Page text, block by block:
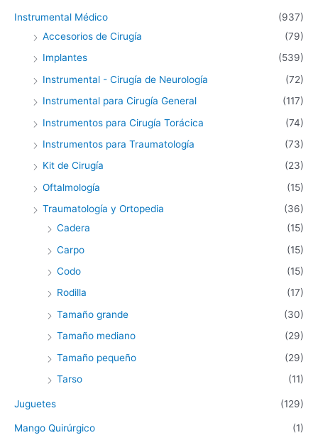
Instrumental Médico
(937)
Accesorios de Cirugía
(79)
Implantes
(539)
Instrumental - Cirugía de Neurología
(72)
Instrumental para Cirugía General
(117)
Instrumentos para Cirugía Torácica
(74)
Instrumentos para Traumatología
(73)
Kit de Cirugía
(23)
Oftalmología
(15)
Traumatología y Ortopedia
(36)
Cadera
(15)
Carpo
(15)
Codo
(15)
Rodilla
(17)
Tamaño grande
(30)
Tamaño mediano
(29)
Tamaño pequeño
(29)
Tarso
(11)
Juguetes (129)
Mango Quirúrgico (1)